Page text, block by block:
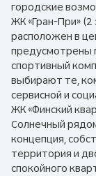
городские
ЖК «Гран-При»
расположен в
предусмотрены
спортивный
выбирают те,
сервисной и
ЖК «Финский
Солнечный
концепция,
территория и
спокойного